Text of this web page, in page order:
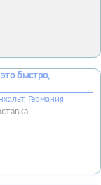
быстро,
Германия